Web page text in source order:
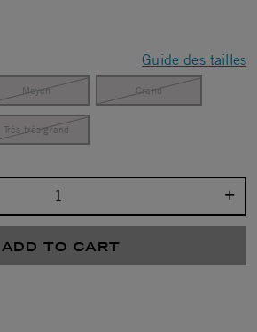
Guide des tailles
Moyen Grand
Très très grand
ADD TO CART